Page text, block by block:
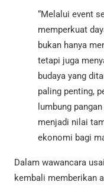
“Melalui event
memperkuat
bukan hanya
tetapi juga
budaya yang
paling penting,
lumbung
menjadi nilai
ekonomi bagi
Dalam wawancara
kembali memberikan